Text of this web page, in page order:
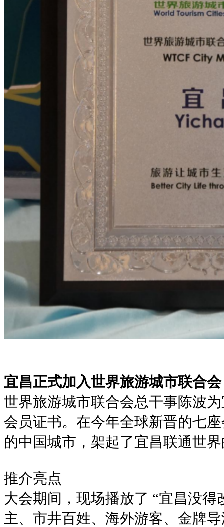
宜昌正式加入世界旅游城市联合会
世界旅游城市联合会总干事陈波
会员证书。在今年全球新晋的七
的中国城市，架起了宜昌联通世
推介亮点
大会期间，现场播放了 “宜昌没
主、市井百姓、海外游客、金牌